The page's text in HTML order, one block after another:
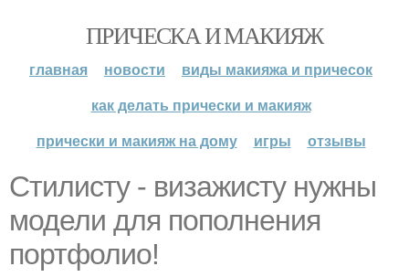
ПРИЧЕСКА И МАКИЯЖ
главная новости
виды макияжа и причесок
как делать прически и макияж
прически и макияж на дому
игры отзывы
Стилисту - визажисту нужны
модели для пополнения
портфолио!